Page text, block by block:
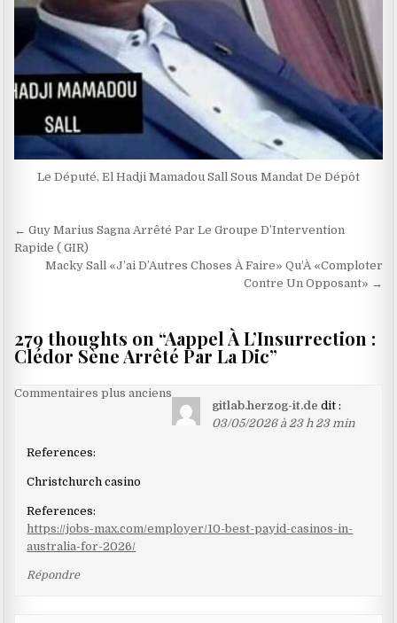
Le Député, El Hadji Mamadou Sall Sous Mandat De Dépôt
Navigation
de
l’article
← Guy Marius Sagna Arrêté Par Le Groupe D’Intervention
Rapide ( GIR)
Macky Sall «J’ai D’Autres Choses À Faire» Qu’À «Comploter
Contre Un Opposant» →
279 thoughts on “Aappel À L’Insurrection :
Clédor Sène Arrêté Par La Dic”
Navigation
les
commentaires
Commentaires plus anciens
gitlab.herzog-it.de dit :
03/05/2026 à 23 h 23 min
References:
Christchurch casino
References:
https://jobs-max.com/employer/10-best-payid-casinos-in-
australia-for-2026/
Répondre